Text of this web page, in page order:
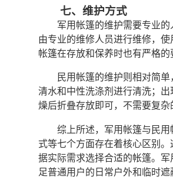
七、维护方式
军用帐篷的维护需要专业
由专业的维修人员进行维修，
帐篷在存放和保养时也有严格
民用帐篷的维护则相对简
清水和中性洗涤剂进行清洗；
燥后折叠存放即可，不需要复
综上所述，军用帐篷与民
式等七个方面存在着核心区别
据实际需求选择合适的帐篷。
足普通用户的日常户外和临时遮